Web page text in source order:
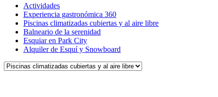
Actividades
Experiencia gastronómica 360
Piscinas climatizadas cubiertas y al aire libre
Balneario de la serenidad
Esquiar en Park City
Alquiler de Esquí y Snowboard